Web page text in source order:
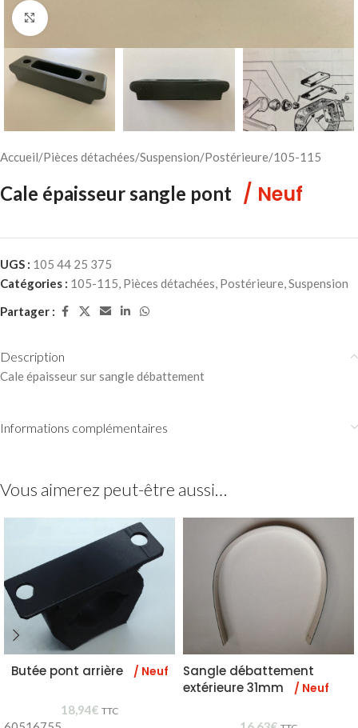
Cliquez pour agrandir
Accueil/Pièces détachées/Suspension/Postérieure/105-115
Cale épaisseur sangle pont / Neuf
UGS : 105 44 25 375
Catégories : 105-115, Pièces détachées, Postérieure,Suspension
Partager :
Description
Cale épaisseur sur sangle débattement
Informations complémentaires
Vous aimerez peut-être aussi…
Butée pont arrière / Neuf
18,94€ TTC
Sangle débattement
extérieure 31mm
/ Neuf